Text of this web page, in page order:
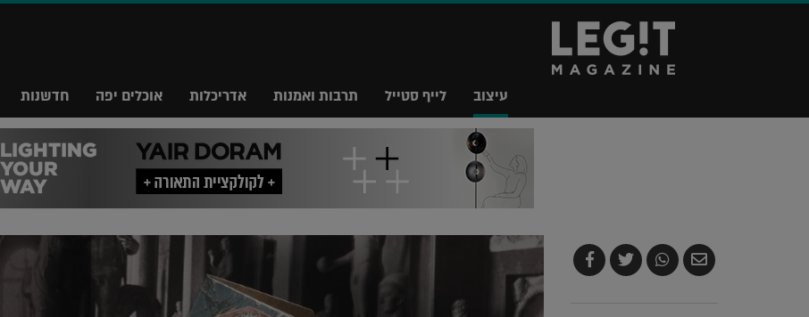
עיצוב לייף סטייל תרבות ואמנות אדריכלות אוכלים יפה חדשנות
שלח
בדואר
שתף
ב-
צייץ
ב-
שתף
ב-
Facebook